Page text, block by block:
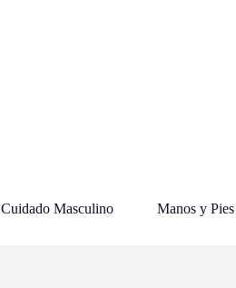
Cuidado Masculino Manos y Pies